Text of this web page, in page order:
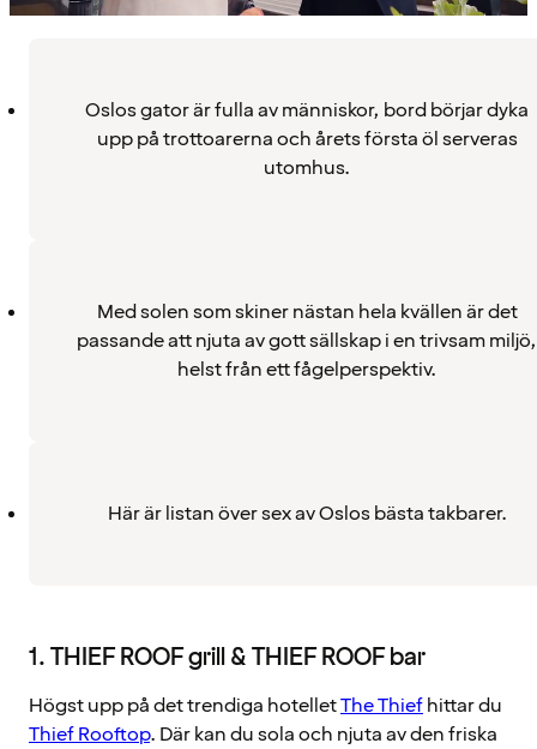
Oslos gator är fulla av människor, bord börjar dyka
upp på trottoarerna och årets första öl serveras
utomhus.
Med solen som skiner nästan hela kvällen är det
passande att njuta av gott sällskap i en trivsam miljö,
helst från ett fågelperspektiv.
Här är listan över sex av Oslos bästa takbarer.
1. THIEF ROOF grill & THIEF ROOF bar
Högst upp på det trendiga hotelletThe Thiefhittar du
Thief Rooftop. Där kan du sola och njuta av den friska